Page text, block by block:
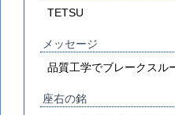
TETSU
メッセージ
品質工学でブレークスル
座右の銘